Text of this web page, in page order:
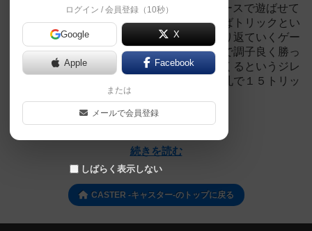
ードゲームマーケット GOTTA2さんのブースで遊ばせて
頂き即購入したこのゲーム。トリテと言えばトリックとい
う手札を１枚出して競う小さなバトルを繰り返ていくゲー
ムですが、「キャスター」はこのトリックで調子良く勝っ
ていると目の前にどんどん奈落が近づいてくるというジレ
ンマがおもしろいゲームです。１５枚の手札で１５トリッ
ク行うのが１ラウンドにな...
凸凹ママ
続きを読む
CASTER -キャスター-のトップに戻る
ログイン / 会員登録（10秒）
Google X
Apple Facebook
または
メールで会員登録
しばらく表示しない